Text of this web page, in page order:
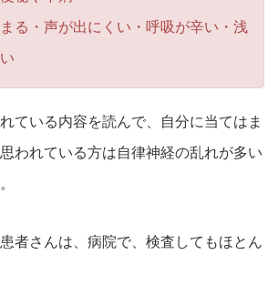
る・声が出にくい・呼吸が辛い・浅
ている内容を読んで、自分に当てはま
われている方は自律神経の乱れが多い
者さんは、病院で、検査してもほとん